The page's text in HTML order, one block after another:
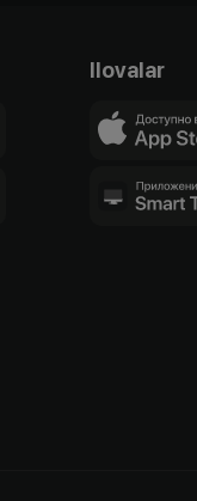
Ilovalar